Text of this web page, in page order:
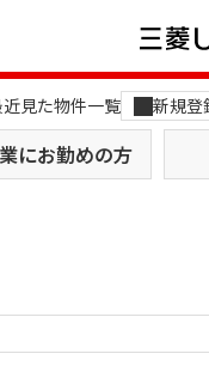
見た物件一覧 新規登
にお勤めの方